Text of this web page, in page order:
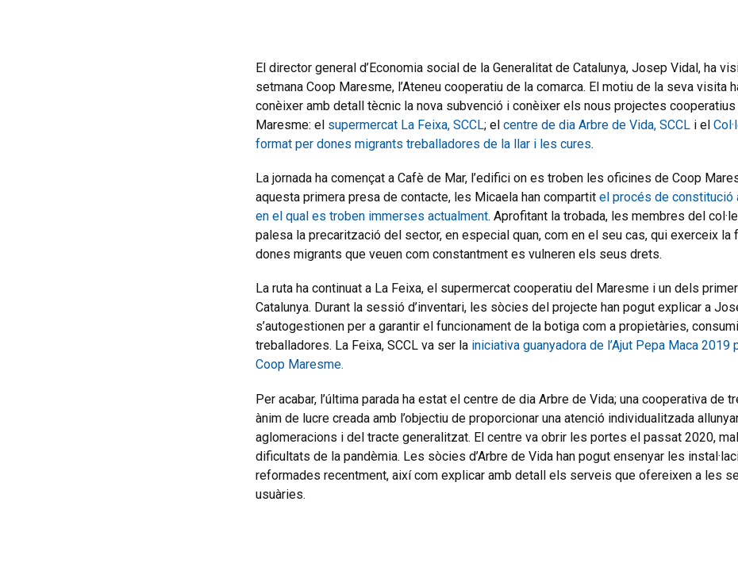
El director general d’Economia social de la Generalitat de Catalunya, Josep Vidal, ha
setmana Coop Maresme, l’Ateneu cooperatiu de la comarca. El motiu de la seva visita
conèixer amb detall tècnic la nova subvenció i conèixer els nous projectes
Maresme: el supermercat La Feixa, SCCL; el centre de dia Arbre de Vida, SCCL i el
format per dones migrants treballadores de la llar i les cures.
La jornada ha començat a Cafè de Mar, l’edifici on es troben les oficines de Coop
aquesta primera presa de contacte, les Micaela han compartit el procés de constitució
en el qual es troben immerses actualment. Aprofitant la trobada, les membres del
palesa la precarització del sector, en especial quan, com en el seu cas, qui exerceix la
dones migrants que veuen com constantment es vulneren els seus drets.
La ruta ha continuat a La Feixa, el supermercat cooperatiu del Maresme i un dels
Catalunya. Durant la sessió d’inventari, les sòcies del projecte han pogut explicar a
s’autogestionen per a garantir el funcionament de la botiga com a propietàries,
treballadores. La Feixa, SCCL va ser la iniciativa guanyadora de l’Ajut Pepa Maca 2019
Coop Maresme.
Per acabar, l’última parada ha estat el centre de dia Arbre de Vida; una cooperativa de
ànim de lucre creada amb l’objectiu de proporcionar una atenció individualitzada
aglomeracions i del tracte generalitzat. El centre va obrir les portes el passat 2020,
dificultats de la pandèmia. Les sòcies d’Arbre de Vida han pogut ensenyar les
reformades recentment, així com explicar amb detall els serveis que ofereixen a les
usuàries.